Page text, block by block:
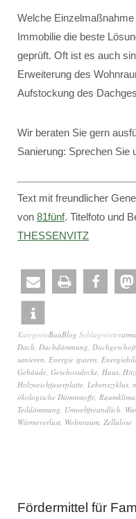
Welche
Immobilie die beste
geprüft. Oft ist es auch
Erweiterung des
Aufstockung des
Wir beraten Sie gern
Sanierung: Sprechen Sie
Text mit freundlicher
von 81fünf. Titelfoto und
THESSENVITZ
KategorieBauBlog Schlagwörter
Dach, Dachdämmung, Dachgeschoß
sanieren, Energie sparen,
Gebäude, Geschossdecke, Haus,
Holzweichfaserplatte, Lebenszyklus,
ökologische Dämmstoffe, Raumklima,
Teildämmung, Umweltfreundlich,
Wärmeverlust, Wohnraum, Zellulose
Fördermittel für